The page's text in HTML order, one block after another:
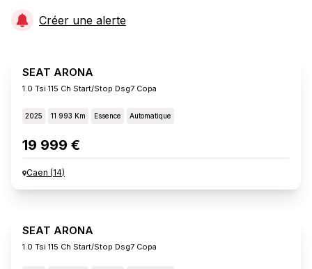
Créer une alerte
SEAT ARONA
1.0 Tsi 115 Ch Start/stop Dsg7 Copa
2025 11 993 Km Essence Automatique
19 999 €
Caen (14)
SEAT ARONA
1.0 Tsi 115 Ch Start/stop Dsg7 Copa